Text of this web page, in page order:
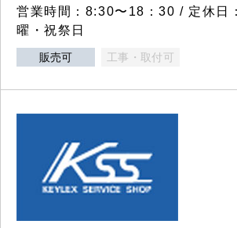
営業時間：8:30〜18：30 / 定休日
曜・祝祭日
販売可 工事・取付可